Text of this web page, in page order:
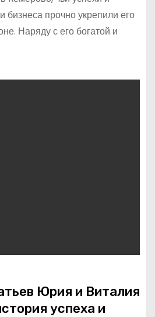
бизнеса прочно укрепили его
Наряду с его богатой и
Юрия и Виталия
успеха и